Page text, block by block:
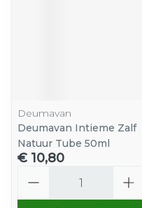
Deumavan
Deumavan Intieme Zalf
Natuur Tube 50ml
€ 10,80